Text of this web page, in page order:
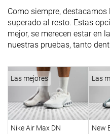
Como siempre,
superado al resto. Estas
mejor, se merecen estar en
nuestras pruebas, tanto
Las mejores
Nike Air Max DN
Las
New